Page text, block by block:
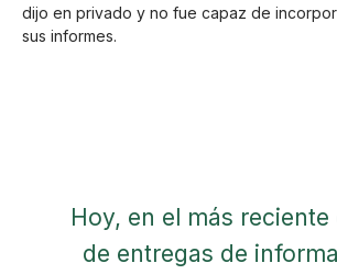
dijo en privado y no fue capaz de
sus informes.
Hoy, en el más
de entregas de